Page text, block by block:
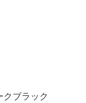
クブラック